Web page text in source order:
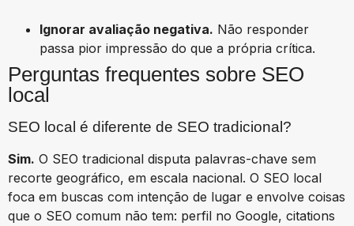
Ignorar avaliação negativa. Não responder
passa pior impressão do que a própria crítica.
Perguntas frequentes sobre SEO
local
SEO local é diferente de SEO tradicional?
Sim. O SEO tradicional disputa palavras-chave sem
recorte geográfico, em escala nacional. O SEO local
foca em buscas com intenção de lugar e envolve coisas
que o SEO comum não tem: perfil no Google, citations